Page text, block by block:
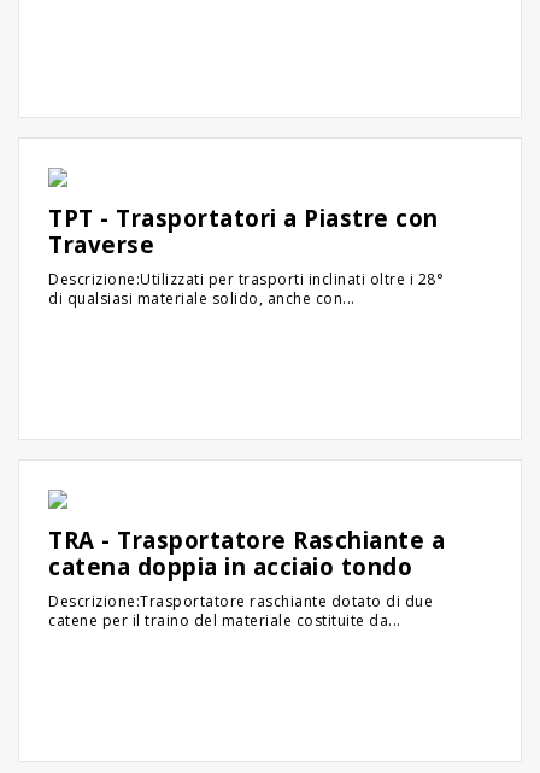
TPT - Trasportatori a Piastre con
Traverse
Descrizione:Utilizzati per trasporti inclinati oltre i 28°
di qualsiasi materiale solido, anche con...
TRA - Trasportatore Raschiante a
catena doppia in acciaio tondo
Descrizione:Trasportatore raschiante dotato di due
catene per il traino del materiale costituite da...